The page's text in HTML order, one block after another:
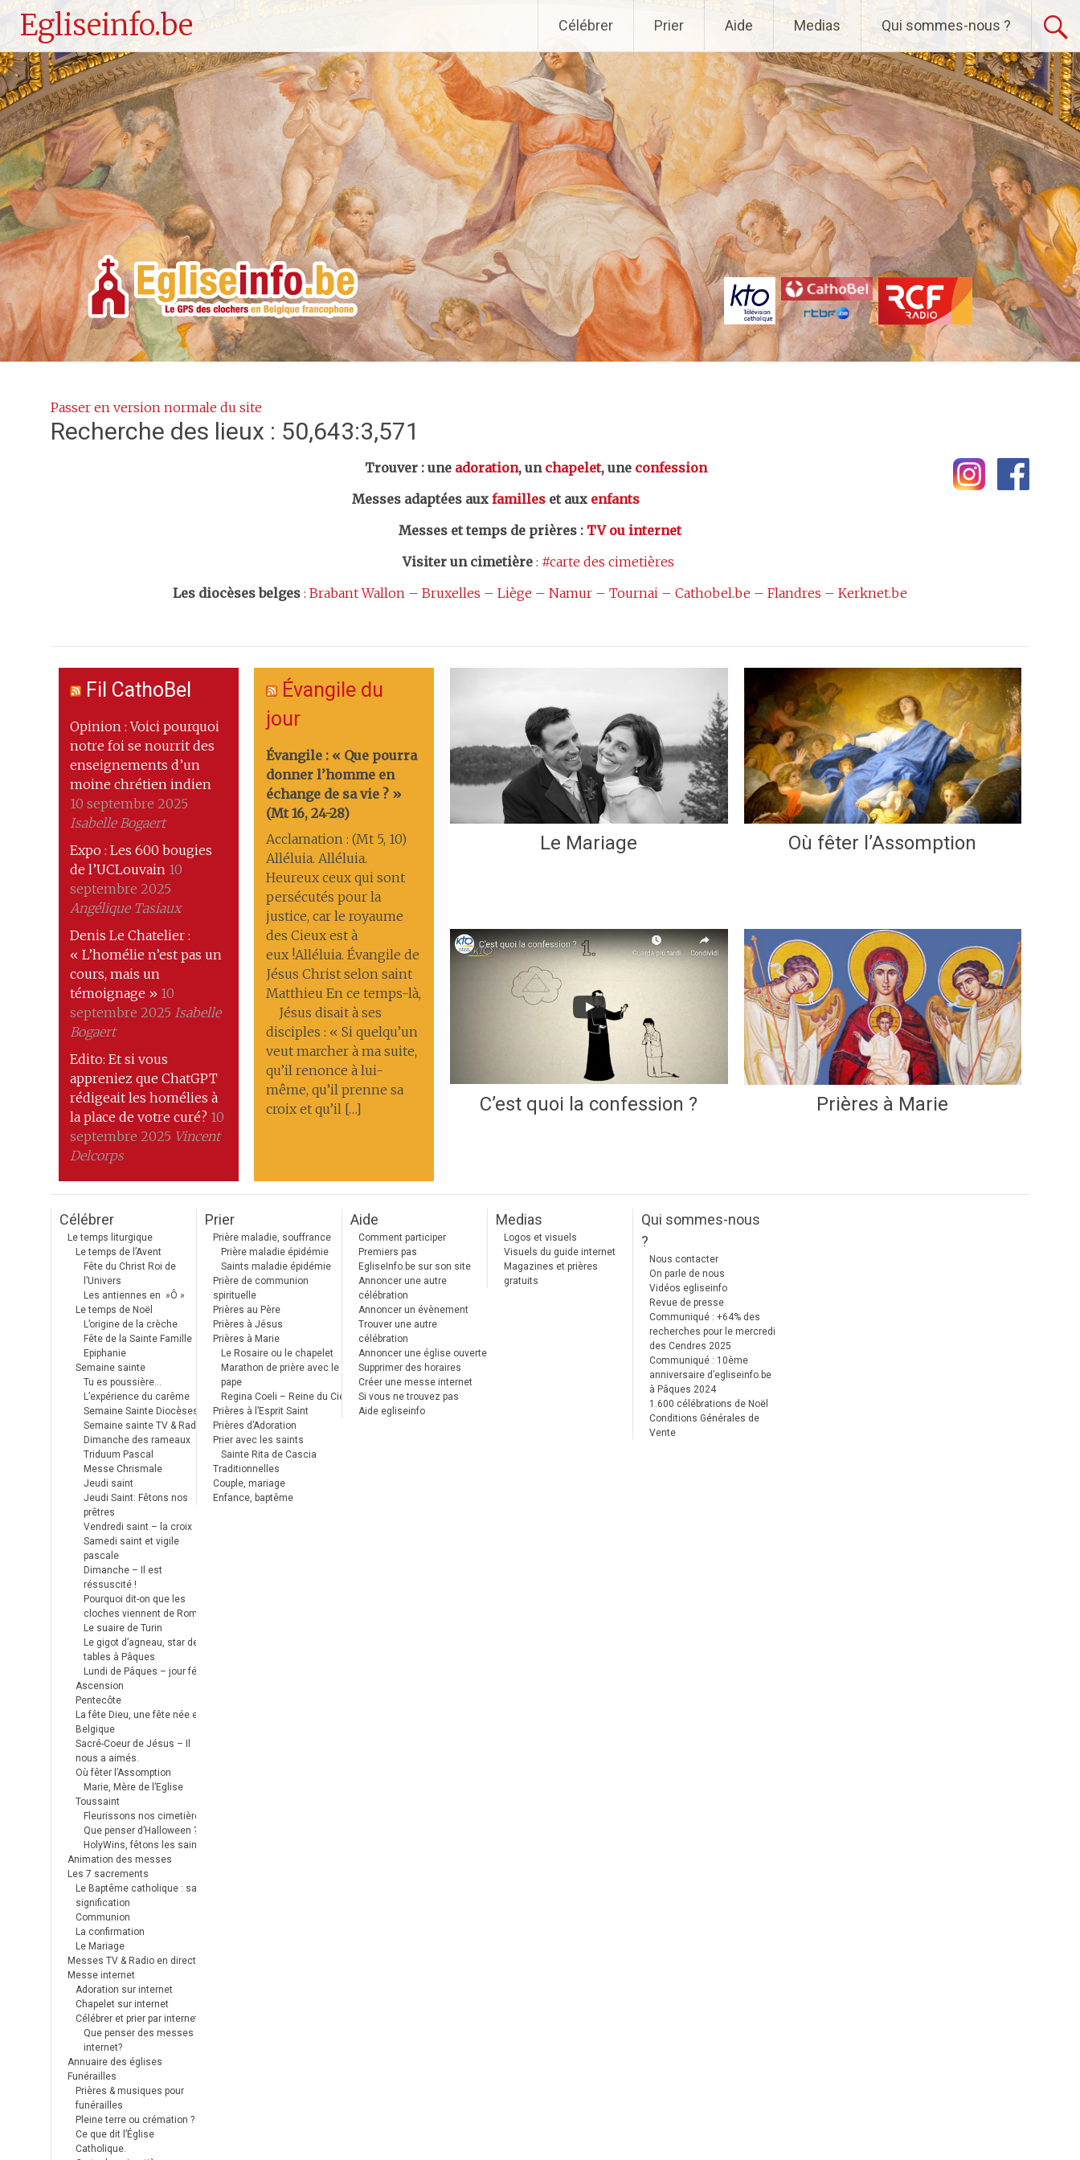
Egliseinfo.be
au
principal
Célébrer Prier Aide Medias Qui sommes-nous ?
Passer en version normale du site
Recherche des lieux : 50,643:3,571
Trouver : une adoration, un chapelet, une confession
Messes adaptées aux familles et aux enfants
Messes et temps de prières : TV ou internet
Visiter un cimetière : #carte des cimetières
Les diocèses belges : Brabant Wallon – Bruxelles – Liège – Namur – Tournai – Cathobel.be – Flandres – Kerknet.be
Fil CathoBel
Opinion : Voici pourquoi
notre foi se nourrit des
enseignements d’un
moine chrétien indien
10 septembre 2025
Isabelle Bogaert
Expo : Les 600 bougies
de l’UCLouvain 10
septembre 2025
Angélique Tasiaux
Denis Le Chatelier :
« L’homélie n’est pas un
cours, mais un
témoignage » 10
septembre 2025 Isabelle
Bogaert
Edito: Et si vous
appreniez que ChatGPT
rédigeait les homélies à
la place de votre curé? 10
septembre 2025 Vincent
Delcorps
Évangile du
jour
Évangile : « Que pourra
donner l’homme en
échange de sa vie ? »
(Mt 16, 24-28)
Acclamation : (Mt 5, 10)
Alléluia. Alléluia.
Heureux ceux qui sont
persécutés pour la
justice, car le royaume
des Cieux est à
eux !Alléluia. Évangile de
Jésus Christ selon saint
Matthieu En ce temps-là,
Jésus disait à ses
disciples : « Si quelqu’un
veut marcher à ma suite,
qu’il renonce à lui-
même, qu’il prenne sa
croix et qu’il […]
Le Mariage Où fêter l’Assomption
C’est quoi la confession ? Prières à Marie
Célébrer
Le temps liturgique
Le temps de l’Avent
Fête du Christ Roi de
l’Univers
Les antiennes en »Ô »
Le temps de Noël
L’origine de la crèche
Fête de la Sainte Famille
Epiphanie
Semaine sainte
Tu es poussière…
L’expérience du carême
Semaine Sainte Diocèses
Semaine sainte TV & Radio
Dimanche des rameaux
Triduum Pascal
Messe Chrismale
Jeudi saint
Jeudi Saint: Fêtons nos
prêtres
Vendredi saint – la croix
Samedi saint et vigile
pascale
Dimanche – Il est
réssuscité !
Pourquoi dit-on que les
cloches viennent de Rome ?
Le suaire de Turin
Le gigot d’agneau, star des
tables à Pâques
Lundi de Pâques – jour férié
Ascension
Pentecôte
La fête Dieu, une fête née en
Belgique
Sacré-Coeur de Jésus – Il
nous a aimés.
Où fêter l’Assomption
Marie, Mère de l’Eglise
Toussaint
Fleurissons nos cimetières
Que penser d’Halloween ?
HolyWins, fêtons les saints !
Animation des messes
Les 7 sacrements
Le Baptême catholique : sa
signification
Communion
La confirmation
Le Mariage
Messes TV & Radio en direct
Messe internet
Adoration sur internet
Chapelet sur internet
Célébrer et prier par internet
Que penser des messes
internet?
Annuaire des églises
Funérailles
Prières & musiques pour
funérailles
Pleine terre ou crémation ?
Ce que dit l’Église
Catholique.
Prier
Prière maladie, souffrance
Prière maladie épidémie
Saints maladie épidémie
Prière de communion
spirituelle
Prières au Père
Prières à Jésus
Prières à Marie
Le Rosaire ou le chapelet
Marathon de prière avec le
pape
Regina Coeli – Reine du Ciel
Prières à l’Esprit Saint
Prières d’Adoration
Prier avec les saints
Sainte Rita de Cascia
Traditionnelles
Couple, mariage
Enfance, baptême
Aide
Comment participer
Premiers pas
EgliseInfo.be sur son site
Annoncer une autre
célébration
Annoncer un évènement
Trouver une autre
célébration
Annoncer une église ouverte
Supprimer des horaires
Créer une messe internet
Si vous ne trouvez pas
Aide egliseinfo
Medias
Logos et visuels
Visuels du guide internet
Magazines et prières
gratuits
Qui sommes-nous
?
Nous contacter
On parle de nous
Vidéos egliseinfo
Revue de presse
Communiqué : +64% des
recherches pour le mercredi
des Cendres 2025
Communiqué : 10ème
anniversaire d’egliseinfo.be
à Pâques 2024
1.600 célébrations de Noël
Conditions Générales de
Vente